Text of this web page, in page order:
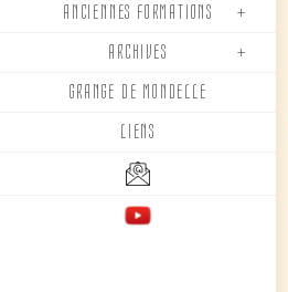
ANCIENNES FORMATIONS
ARCHIVES
GRANGE DE MONDELLE
LIENS